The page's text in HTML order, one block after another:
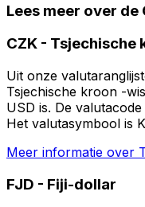
Lees meer over de
CZK - Tsjechische
Uit onze
Tsjechische kroon -
USD is. De
Het valutasymbool is
Meer informatie over
FJD - Fiji-dollar